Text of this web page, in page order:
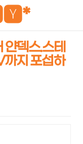
검
메
덱스.스테
까지 포섭하